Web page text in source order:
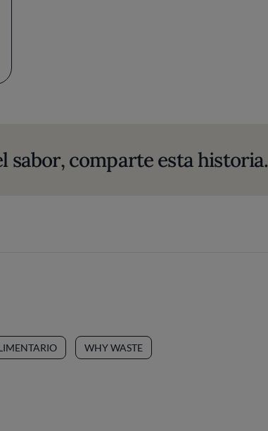
sabor, comparte esta historia.
WHY WASTE